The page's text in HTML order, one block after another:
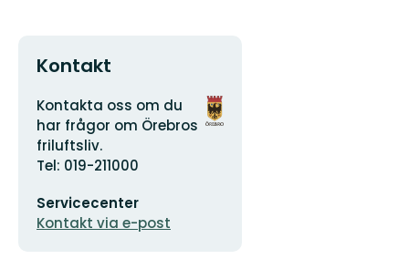
Kontakt
Adress
Kontakta oss om du
har frågor om Örebros
friluftsliv.
Tel: 019-211000
postadress
Servicecenter
Kontakt via e-post
Organisationens
logotyp